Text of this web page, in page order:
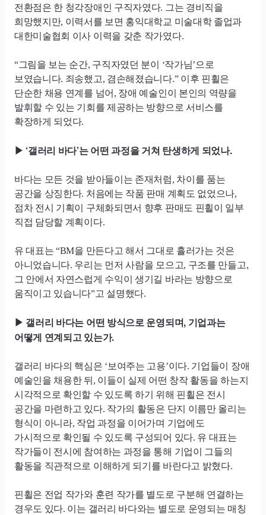
전환점은 한 청각장애인 구직자였다. 그는 경비직을
희망했지만, 이력서를 보면 홍익대학교 미술대학 졸업과
대한미술협회 이사 이력을 갖춘 작가였다.
“그림을 보는 순간, 구직자였던 분이 ‘작가님’으로
보였습니다. 죄송했고, 겸손해졌습니다.” 이후 핀휠은
단순한 채용 연계를 넘어, 장애 예술인이 본인의 역량을
발휘할 수 있는 기회를 제공하는 방향으로 서비스를
확장하게 되었다.
▶ ‘갤러리 바다’는 어떤 과정을 거쳐 탄생하게 되었나.
바다는 모든 것을 받아들이는 존재처럼, 차이를 품는
공간을 상징한다. 처음에는 작품 판매 계획도 없었으나,
점차 전시 기획이 구체화되면서 향후 판매도 핀휠이 일부
직접 담당할 계획이다.
유 대표는 “BM을 만든다고 해서 그대로 흘러가는 것은
아니었습니다. 우리는 먼저 사람을 모으고, 구조를 만들고,
그 안에서 자연스럽게 수익이 생기길 바라는 방향으로
움직이고 있습니다”고 설명했다.
▶ 갤러리 바다는 어떤 방식으로 운영되며, 기업과는
어떻게 연계되고 있는가.
갤러리 바다의 핵심은 ‘보여주는 고용’이다. 기업들이 장애
예술인을 채용한 뒤, 이들이 실제 어떤 창작 활동을 하는지
시각적으로 확인할 수 있도록 하기 위해 핀휠은 전시
공간을 마련하고 있다. 작가의 활동은 단지 이름만 올리는
형식이 아니라, 작업 과정을 이어가며 기업에도
가시적으로 확인될 수 있도록 구성되어 있다. 유 대표는
작가들이 전시에 참여하는 과정을 통해 기업이 그들의
활동을 직관적으로 이해하게 되기를 바란다고 밝혔다.
핀휠은 전업 작가와 훈련 작가를 별도로 구분해 연결하는
경우도 있다. 이는 갤러리 바다와는 별도로 운영되는 매칭